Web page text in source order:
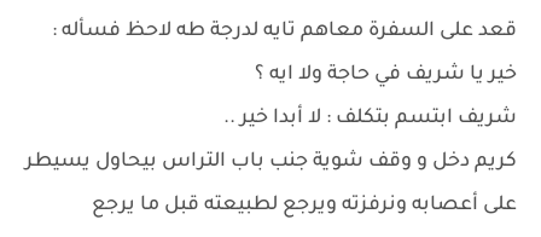
قعد على السفرة معاهم تايه لدرجة طه لاحظ فسأله :
خير يا شريف في حاجة ولا ايه ؟
شريف ابتسم بتكلف : لا أبدا خير ..
كريم دخل و وقف شوية جنب باب التراس بيحاول يسيطر
على أعصابه ونرفزته ويرجع لطبيعته قبل ما يرجع